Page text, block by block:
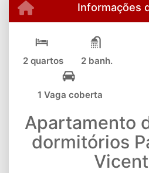
Informações
2 quartos 2 banh.
1 Vaga coberta
Apartamento
dormitórios